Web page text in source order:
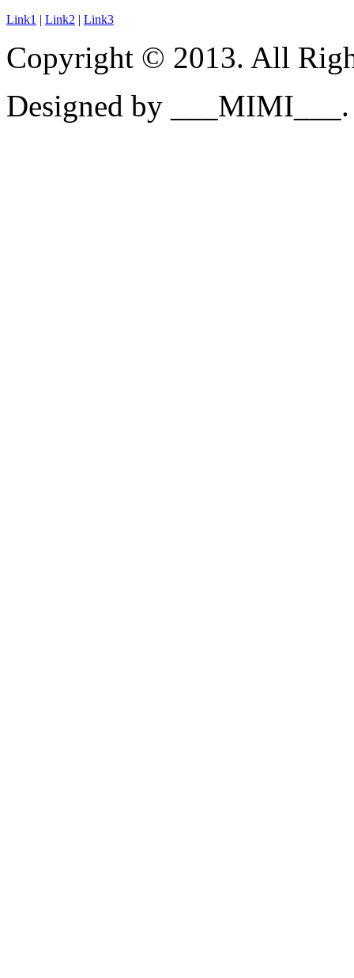
Link1 | Link2 | Link3
Copyright © 2013. All
Designed by ___MIMI___.